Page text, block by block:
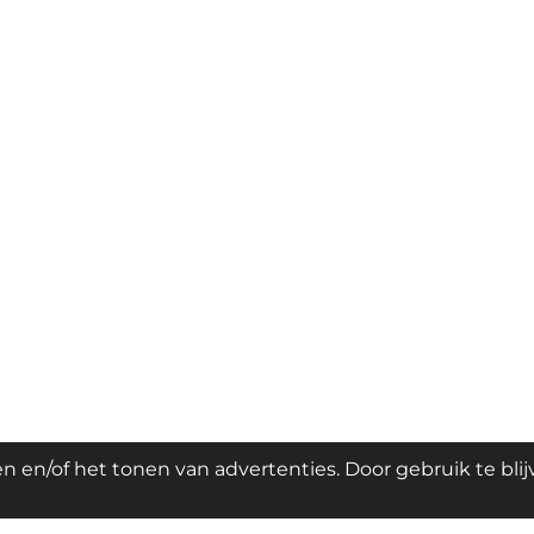
en/of het tonen van advertenties. Door gebruik te